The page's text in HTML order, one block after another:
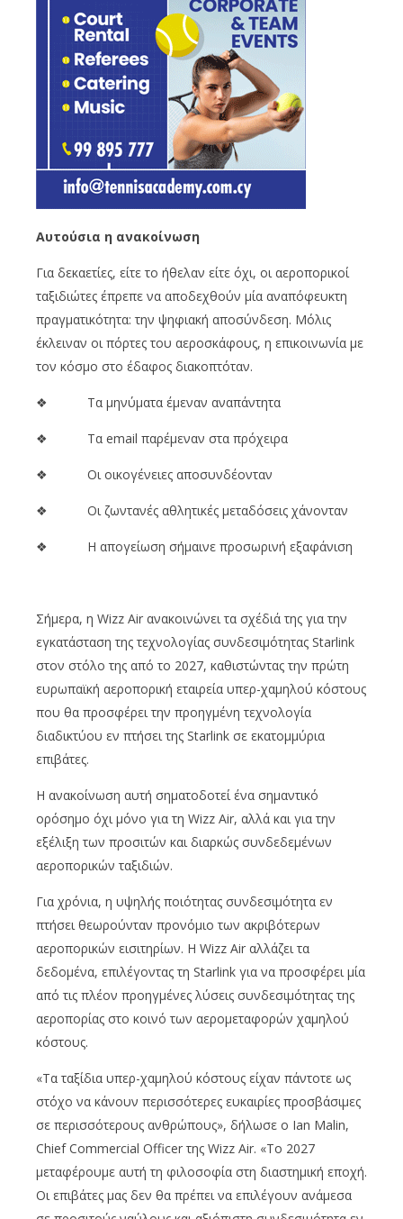
Αυτούσια η ανακοίνωση
Για δεκαετίες, είτε το ήθελαν είτε όχι, οι αεροπορικοί
ταξιδιώτες έπρεπε να αποδεχθούν μία αναπόφευκτη
πραγματικότητα: την ψηφιακή αποσύνδεση. Μόλις
έκλειναν οι πόρτες του αεροσκάφους, η επικοινωνία με
τον κόσμο στο έδαφος διακοπτόταν.
❖ Τα μηνύματα έμεναν αναπάντητα
❖ Τα email παρέμεναν στα πρόχειρα
❖ Οι οικογένειες αποσυνδέονταν
❖ Οι ζωντανές αθλητικές μεταδόσεις χάνονταν
❖ Η απογείωση σήμαινε προσωρινή εξαφάνιση
Σήμερα, η Wizz Air ανακοινώνει τα σχέδιά της για την
εγκατάσταση της τεχνολογίας συνδεσιμότητας Starlink
στον στόλο της από το 2027, καθιστώντας την πρώτη
ευρωπαϊκή αεροπορική εταιρεία υπερ-χαμηλού κόστους
που θα προσφέρει την προηγμένη τεχνολογία
διαδικτύου εν πτήσει της Starlink σε εκατομμύρια
επιβάτες.
Η ανακοίνωση αυτή σηματοδοτεί ένα σημαντικό
ορόσημο όχι μόνο για τη Wizz Air, αλλά και για την
εξέλιξη των προσιτών και διαρκώς συνδεδεμένων
αεροπορικών ταξιδιών.
Για χρόνια, η υψηλής ποιότητας συνδεσιμότητα εν
πτήσει θεωρούνταν προνόμιο των ακριβότερων
αεροπορικών εισιτηρίων. Η Wizz Air αλλάζει τα
δεδομένα, επιλέγοντας τη Starlink για να προσφέρει μία
από τις πλέον προηγμένες λύσεις συνδεσιμότητας της
αεροπορίας στο κοινό των αερομεταφορών χαμηλού
κόστους.
«Τα ταξίδια υπερ-χαμηλού κόστους είχαν πάντοτε ως
στόχο να κάνουν περισσότερες ευκαιρίες προσβάσιμες
σε περισσότερους ανθρώπους», δήλωσε ο Ian Malin,
Chief Commercial Officer της Wizz Air. «Το 2027
μεταφέρουμε αυτή τη φιλοσοφία στη διαστημική εποχή.
Οι επιβάτες μας δεν θα πρέπει να επιλέγουν ανάμεσα